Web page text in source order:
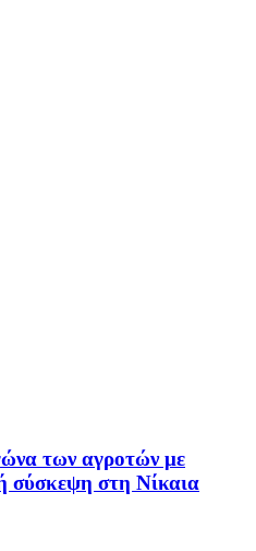
των αγροτών με
σύσκεψη στη Νίκαια